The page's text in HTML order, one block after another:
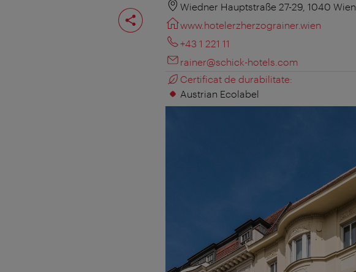
Distribuiţi
pagina
Wiedner Hauptstraße 27-29, 1040 Wien
www.hotelerzherzograiner.wien
+43 1 221 11
rainer@schick-hotels.com
Certificat de durabilitate:
Austrian Ecolabel